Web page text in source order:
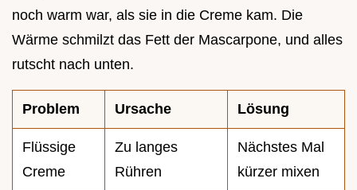
noch warm war, als sie in die Creme kam. Die
Wärme schmilzt das Fett der Mascarpone, und alles
rutscht nach unten.
Problem Ursache Lösung
Flüssige
Creme
Zu langes
Rühren
Nächstes Mal
kürzer mixen